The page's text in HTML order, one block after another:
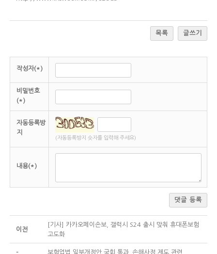
에 따라 보험설계사 등 이해관계자의 의견을 수렴하는 절차
나. 보험협회의 업무에 대통령령으로 정하는 보험회사 간 분
설).
다. 보험계약자 등이 손해사정사를 선임하려고 보험회사에
알리는 경우 보험회사는 해당 손해사정사가 금융위원회가
정하는 손해사정사 선임 동의기준을 충족하면 이에 동의하
도록 함(안 제185조제2항 신설).
라. 보험회사가 손해사정사를 고용하여 손해사정업무를 직
접 수행하는 경우 고용한 손해사정사에 대한 평가기준에 보
험금 삭감을 유도하는 지표를 사용하지 못하도록 하는 등 준
수사항을 규정함(안 제185조제3항 신설).
마. 보험회사가 손해사정업무를 손해사정사 또는 손해사정
업자에게 위탁하는 경우 업무위탁기준을 마련하여 준수하
도록 하고, 위탁계약서상 계약사항을 이행하지 아니하거나
위탁계약서상 업무 외의 업무를 강요하는 행위 등을 금지하
조제4항？제5항 신설).
바. 보험회사 및 손해사정업자에게 소속 손해사정사에 대한
조제4항 신설).
아. 손해사정사？손해사정업자가 아닌 자의 손해사정업무
수행에 관한 표시？광고 또는 손해사정사？손해사정업자
의 과대？허위의 표시？광고를 금지함(안 제189조의2 신
목록 글쓰기
작성자(*)
비밀번호
(*)
자동등록방
지
(자동등록방지 숫자를 입력해 주세요)
내용(*)
댓글 등록
이전
[기사] 카카오페이손보, 갤럭시 S24 출시 맞춰 휴대폰보험
고도화
- 보험업법 일부개정안 국회 통과_손해사정 제도 관련